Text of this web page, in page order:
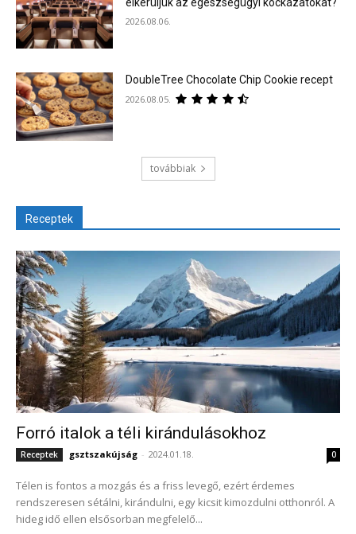
elkerüljük az egészségügyi kockázatokat?
2026.08.06.
DoubleTree Chocolate Chip Cookie recept
2026.08.05.
továbbiak
Receptek
Forró italok a téli kirándulásokhoz
Receptek gsztszakújság - 2024.01.18. 0
Télen is fontos a mozgás és a friss levegő, ezért érdemes
rendszeresen sétálni, kirándulni, egy kicsit kimozdulni otthonról. A
hideg idő ellen elsősorban megfelelő...